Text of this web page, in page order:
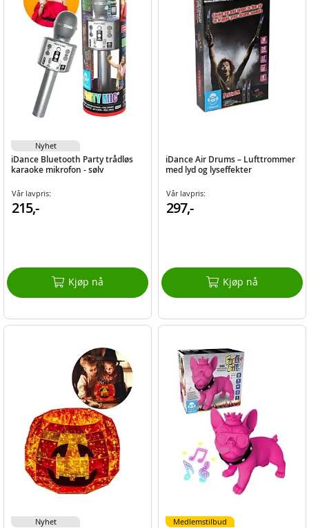
iDance Bluetooth Party trådløs
karaoke mikrofon - sølv
Vår lavpris:
215,-
Kjøp nå
Nyhet
iDance Air Drums – Lufttrommer
med lyd og lyseffekter
Vår lavpris:
297,-
Kjøp nå
Nyhet Medlemstilbud